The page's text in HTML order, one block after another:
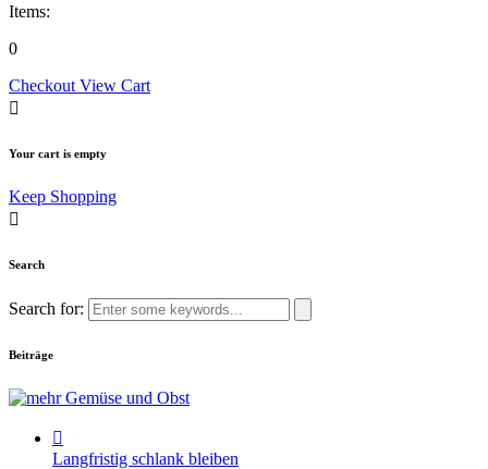
Items:
0
Checkout View Cart
Your cart is empty
Keep Shopping
Search
Search for:
Beiträge
Langfristig schlank bleiben